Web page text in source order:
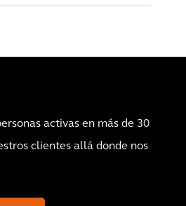
activas en más de 30
clientes allá donde nos